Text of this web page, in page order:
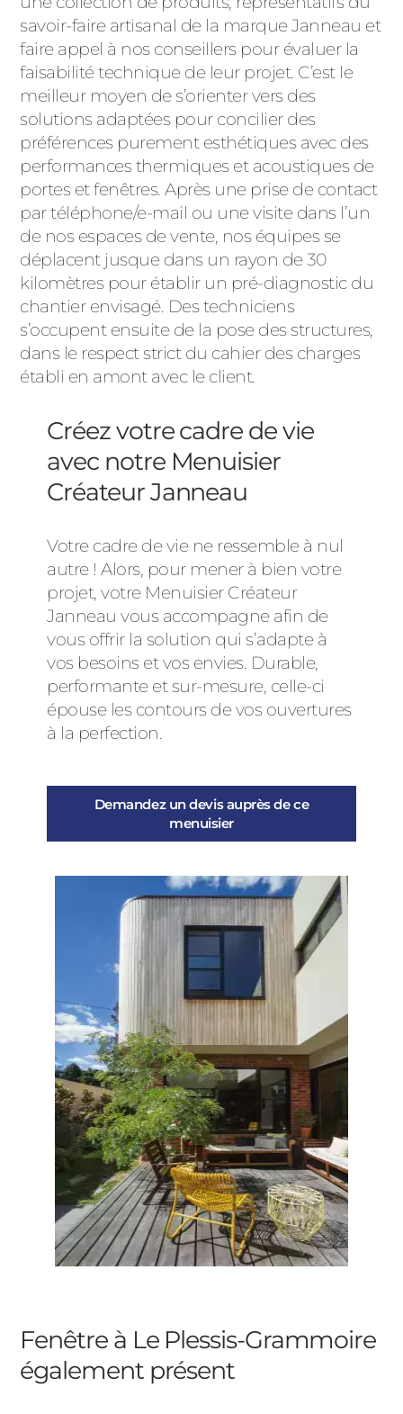
savoir-faire artisanal de la marque Janneau et
faire appel à nos conseillers pour évaluer la
faisabilité technique de leur projet. C’est le
meilleur moyen de s’orienter vers des
solutions adaptées pour concilier des
préférences purement esthétiques avec des
performances thermiques et acoustiques de
portes et fenêtres. Après une prise de contact
par téléphone/e-mail ou une visite dans l’un
de nos espaces de vente, nos équipes se
déplacent jusque dans un rayon de 30
kilomètres pour établir un pré-diagnostic du
chantier envisagé. Des techniciens
s’occupent ensuite de la pose des structures,
dans le respect strict du cahier des charges
établi en amont avec le client.
Créez votre cadre de vie
avec notre Menuisier
Créateur Janneau
Votre cadre de vie ne ressemble à nul
autre ! Alors, pour mener à bien votre
projet, votre Menuisier Créateur
Janneau vous accompagne afin de
vous offrir la solution qui s’adapte à
vos besoins et vos envies. Durable,
performante et sur-mesure, celle-ci
épouse les contours de vos ouvertures
à la perfection.
Demandez un devis auprès de ce
menuisier
Fenêtre à Le Plessis-Grammoire
également présent